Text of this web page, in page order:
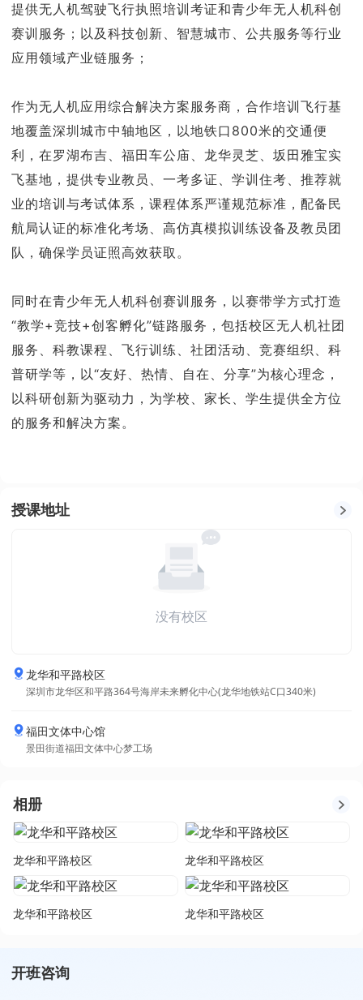
提供无人机驾驶飞行执照培训考证和青少年无人机科创
赛训服务；以及科技创新、智慧城市、公共服务等行业
应用领域产业链服务；
作为无人机应用综合解决方案服务商，合作培训飞行基
地覆盖深圳城市中轴地区，以地铁口800米的交通便
利，在罗湖布吉、福田车公庙、龙华灵芝、坂田雅宝实
飞基地，提供专业教员、一考多证、学训住考、推荐就
业的培训与考试体系，课程体系严谨规范标准，配备民
航局认证的标准化考场、高仿真模拟训练设备及教员团
队，确保学员证照高效获取。
同时在青少年无人机科创赛训服务，以赛带学方式打造
“教学+竞技+创客孵化”链路服务，包括校区无人机社团
服务、科教课程、飞行训练、社团活动、竞赛组织、科
普研学等，以“友好、热情、自在、分享”为核心理念，
以科研创新为驱动力，为学校、家长、学生提供全方位
的服务和解决方案。
授课地址
没有校区
龙华和平路校区
深圳市龙华区和平路364号海岸未来孵化中心(龙华地铁站C口340米)
福田文体中心馆
景田街道福田文体中心梦工场
相册
龙华和平路校区 龙华和平路校区
龙华和平路校区 龙华和平路校区
开班咨询